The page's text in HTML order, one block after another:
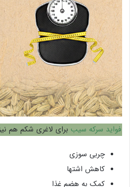
فواید سرکه سیب برای لاغری شکم هم
چربی سوزی
کاهش اشتها
کمک به هضم غذا